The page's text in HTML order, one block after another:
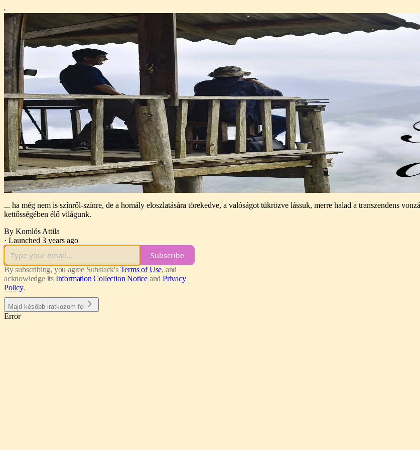
... ha még nem is színről-színre, de a homály eloszlatására törekedve, a valóságot tükrözve lássuk, merre halad a transzendens
kettősségében élő világunk.
By Komlós Attila
· Launched 3 years ago
Subscribe
By subscribing, you agree Substack's Terms of Use, and
acknowledge its Information Collection Notice and Privacy
Policy.
Majd később iratkozom fel
Error